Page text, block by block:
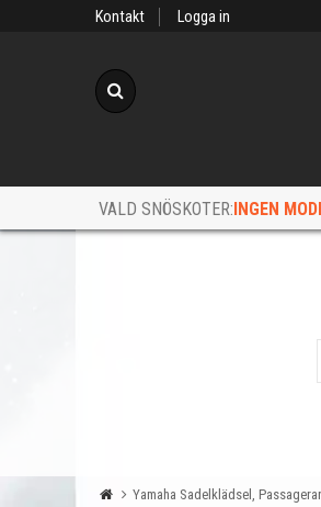
Kontakt Logga in
VALD SNÖSKOTER:INGEN
Yamaha Sadelklädsel,